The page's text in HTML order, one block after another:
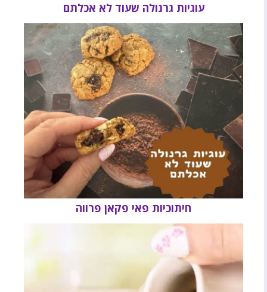
עוגיות גרנולה שעוד לא אכלתם
חיתוכיות פאי פקאן פרווה